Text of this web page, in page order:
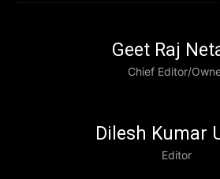
Geet Raj
Chief Editor/
Dilesh Kumar
Editor